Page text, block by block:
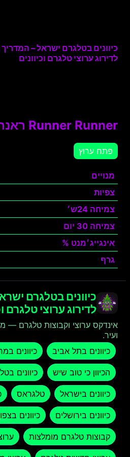
כיוונים בטלגרם ישראל –
לדירוג ערוצי טלגרם וכיוונים
Runner Runner ראנר ראנר
פתח ערוץ
מנויים
צפיות
צמיחה 24ש׳
צמיחה 30 יום
אינגייג׳מנט %
גרף
כיוונים בטלגרם
לדירוג ערוצי טלגרם
אינדקס ערוצי וקבוצות טלגרם —
ועיר.
כיוונים בתל אביב
כיוונים
הכיוון כי טוב שיש כיוונים
כיוונים בישראל טלגראס
כיוונים בירושלים כיוונים
קבוצות טלגרם מומלצות